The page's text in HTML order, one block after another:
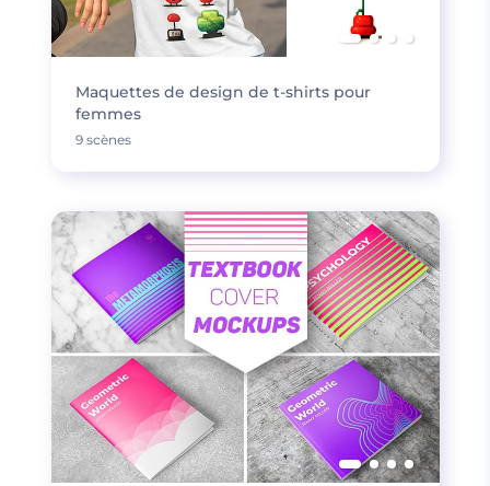
Maquettes de design de t-shirts pour
femmes
9 scènes